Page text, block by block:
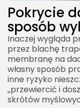
Pokrycie
sposób
Inaczej wygląda
przez blachę
membranę na
własny sposób
inne ryzyko
„przewiercić i
skrótów